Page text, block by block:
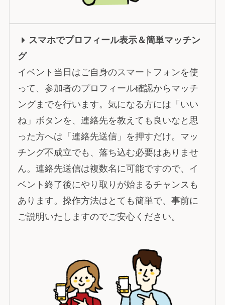
スマホでプロフィール表示＆簡単マッチン
グ
イベント当日はご自身のスマートフォンを使
って、参加者のプロフィール確認からマッチ
ングまでを行います。気になる方には「いい
ね」ボタンを、連絡先を教えても良いなと思
った方へは「連絡先送信」を押すだけ。マッ
チング不成立でも、落ち込む必要はありませ
ん。連絡先送信は複数名に可能ですので、イ
ベント終了後にやり取りが始まるチャンスも
あります。操作方法はとても簡単で、事前に
ご説明いたしますのでご安心ください。